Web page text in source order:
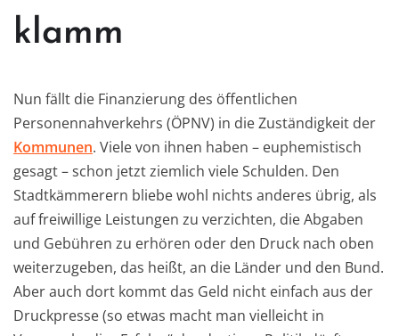
klamm
Nun fällt die Finanzierung des öffentlichen
Personennahverkehrs (ÖPNV) in die Zuständigkeit der
Kommunen. Viele von ihnen haben – euphemistisch
gesagt – schon jetzt ziemlich viele Schulden. Den
Stadtkämmerern bliebe wohl nichts anderes übrig, als
auf freiwillige Leistungen zu verzichten, die Abgaben
und Gebühren zu erhören oder den Druck nach oben
weiterzugeben, das heißt, an die Länder und den Bund.
Aber auch dort kommt das Geld nicht einfach aus der
Druckpresse (so etwas macht man vielleicht in